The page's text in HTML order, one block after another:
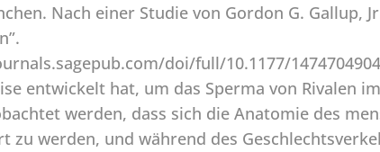
Nach einer Studie von Gordon G. Gallup,
doi/full/10.1177/
entwickelt hat, um das Sperma von Rivalen
werden, dass sich die Anatomie des
zu werden, und während des